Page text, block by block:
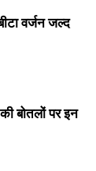
वर्जन जल्द
बोतलों पर इन